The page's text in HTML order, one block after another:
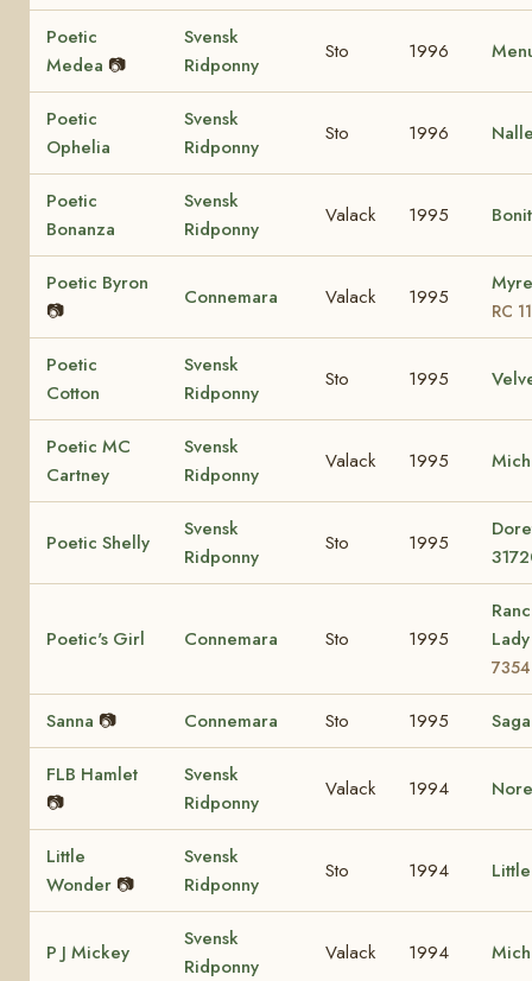
Poetic
Medea 📷
Svensk
Ridponny
Sto 1996
Poetic
Ophelia
Svensk
Ridponny
Sto 1996
Poetic
Bonanza
Svensk
Ridponny
Valack 1995
Poetic Byron
📷
Connemara Valack 1995
RC
Poetic
Cotton
Svensk
Ridponny
Sto 1995
Poetic MC
Cartney
Svensk
Ridponny
Valack 1995
Poetic Shelly
Svensk
Ridponny
Sto 1995
Poetic's Girl Connemara Sto 1995
7354
Sanna 📷 Connemara Sto 1995
FLB Hamlet
📷
Svensk
Ridponny
Valack 1994
Little
Wonder 📷
Svensk
Ridponny
Sto 1994
P J Mickey
Svensk
Ridponny
Valack 1994